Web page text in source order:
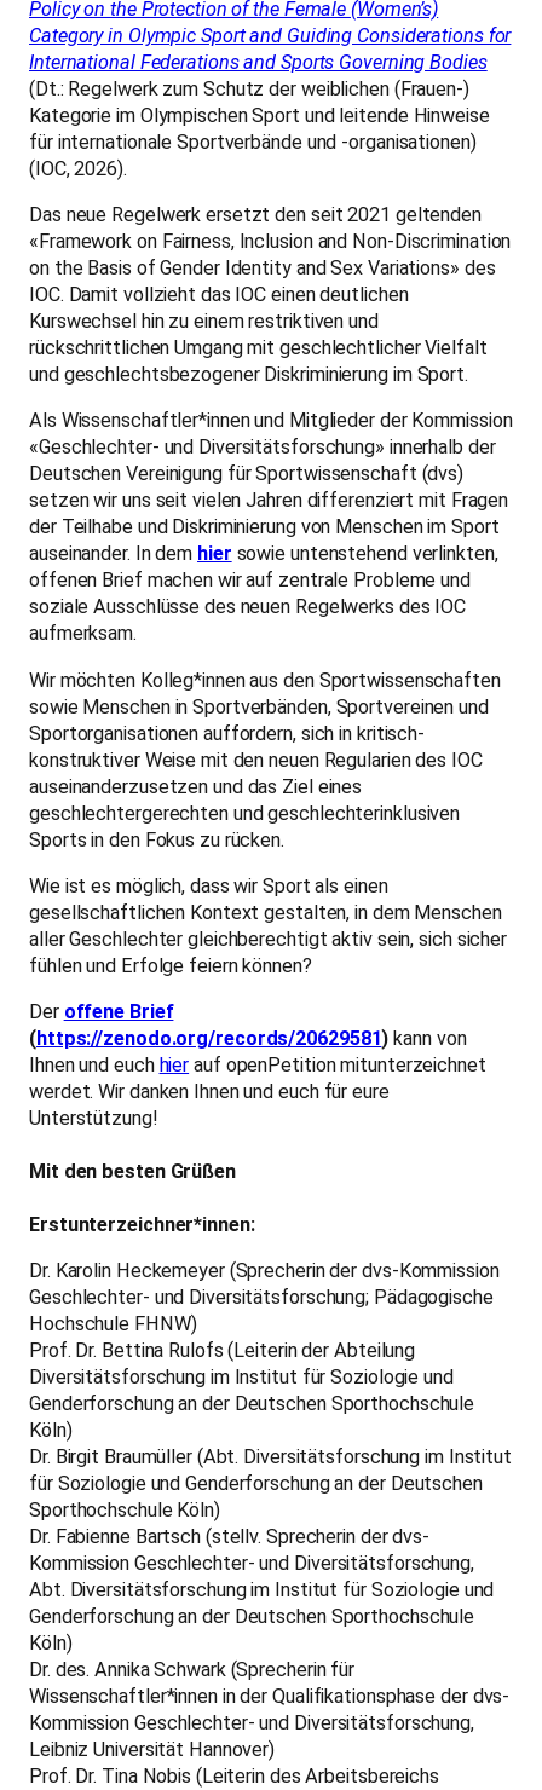
Policy on the Protection of the Female (Women’s)
Category in Olympic Sport and Guiding Considerations for
International Federations and Sports Governing Bodies
(Dt.: Regelwerk zum Schutz der weiblichen (Frauen-)
Kategorie im Olympischen Sport und leitende Hinweise
für internationale Sportverbände und -organisationen)
(IOC, 2026).
Das neue Regelwerk ersetzt den seit 2021 geltenden
«Framework on Fairness, Inclusion and Non-Discrimination
on the Basis of Gender Identity and Sex Variations» des
IOC. Damit vollzieht das IOC einen deutlichen
Kurswechsel hin zu einem restriktiven und
rückschrittlichen Umgang mit geschlechtlicher Vielfalt
und geschlechtsbezogener Diskriminierung im Sport.
Als Wissenschaftler*innen und Mitglieder der Kommission
«Geschlechter- und Diversitätsforschung» innerhalb der
Deutschen Vereinigung für Sportwissenschaft (dvs)
setzen wir uns seit vielen Jahren differenziert mit Fragen
der Teilhabe und Diskriminierung von Menschen im Sport
auseinander. In dem hier sowie untenstehend verlinkten,
offenen Brief machen wir auf zentrale Probleme und
soziale Ausschlüsse des neuen Regelwerks des IOC
aufmerksam.
Wir möchten Kolleg*innen aus den Sportwissenschaften
sowie Menschen in Sportverbänden, Sportvereinen und
Sportorganisationen auffordern, sich in kritisch-
konstruktiver Weise mit den neuen Regularien des IOC
auseinanderzusetzen und das Ziel eines
geschlechtergerechten und geschlechterinklusiven
Sports in den Fokus zu rücken.
Wie ist es möglich, dass wir Sport als einen
gesellschaftlichen Kontext gestalten, in dem Menschen
aller Geschlechter gleichberechtigt aktiv sein, sich sicher
fühlen und Erfolge feiern können?
Der offene Brief
(https://zenodo.org/records/20629581)kann von
Ihnen und euch hier auf openPetition mitunterzeichnet
werdet. Wir danken Ihnen und euch für eure
Unterstützung!
Mit den besten Grüßen
Erstunterzeichner*innen:
Dr. Karolin Heckemeyer (Sprecherin der dvs-Kommission
Geschlechter- und Diversitätsforschung; Pädagogische
Hochschule FHNW)
Prof. Dr. Bettina Rulofs (Leiterin der Abteilung
Diversitätsforschung im Institut für Soziologie und
Genderforschung an der Deutschen Sporthochschule
Köln)
Dr. Birgit Braumüller (Abt. Diversitätsforschung im Institut
für Soziologie und Genderforschung an der Deutschen
Sporthochschule Köln)
Dr. Fabienne Bartsch (stellv. Sprecherin der dvs-
Kommission Geschlechter- und Diversitätsforschung,
Abt. Diversitätsforschung im Institut für Soziologie und
Genderforschung an der Deutschen Sporthochschule
Köln)
Dr. des. Annika Schwark (Sprecherin für
Wissenschaftler*innen in der Qualifikationsphase der dvs-
Kommission Geschlechter- und Diversitätsforschung,
Leibniz Universität Hannover)
Prof. Dr. Tina Nobis (Leiterin des Arbeitsbereichs